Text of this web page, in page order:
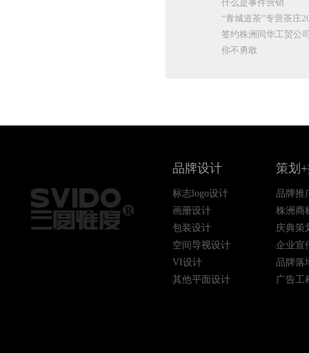
什么是事件营销
“青城道茶”专营茶庄
签约株洲同华工贸公
你不勇敢
品牌设计
标志logo设计
画册设计
包装设计
空间导视设计
VI设计
其他平面设计
策划
品牌推
株洲商
庆典策
企业宣
品牌落
广告工